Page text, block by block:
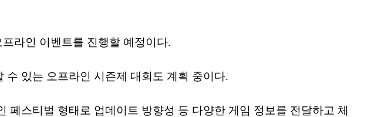
라인 이벤트를 진행할 예정이다.
수 있는 오프라인 시즌제 대회도 계획 중이다.
스티벌 형태로 업데이트 방향성 등 다양한 게임 정보를 전달하고 체